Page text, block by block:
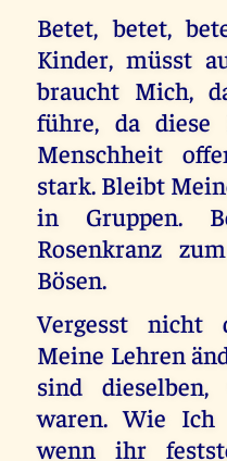
Betet, betet,
Kinder, müsst
braucht Mich,
führe, da diese
Menschheit
stark. Bleibt
in Gruppen.
Rosenkranz
Bösen.
Vergesst nicht
Meine Lehren
sind
waren. Wie Ich
wenn ihr